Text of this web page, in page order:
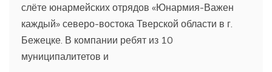
слёте юнармейских отрядов «Юнармия-Важен
каждый» северо-востока Тверской области в г.
Бежецке. В компании ребят из 10
муниципалитетов и